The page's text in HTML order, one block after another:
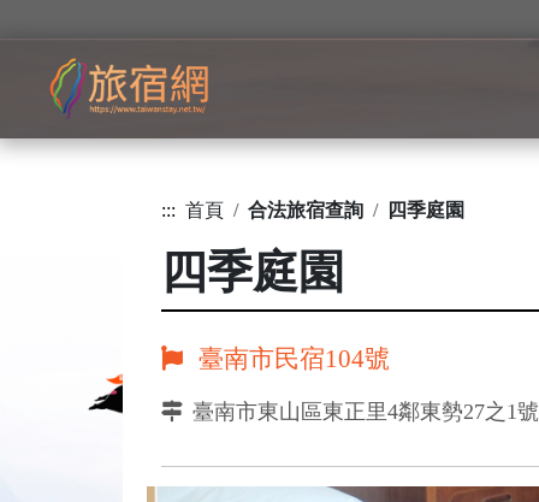
::: 首頁 合法旅宿查詢 四季庭園
四季庭園
臺南市民宿104號
臺南市東山區東正里4鄰東勢27之1號